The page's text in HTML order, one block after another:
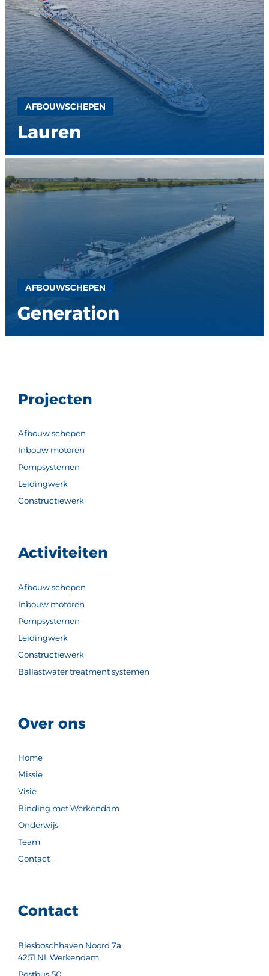
AFBOUWSCHEPEN
Lauren
AFBOUWSCHEPEN
Generation
Contact
Biesboschhaven Noord 7a
4251 NL Werkendam
Postbus 50
Over ons
Home
Missie
Visie
Binding met Werkendam
Onderwijs
Team
Contact
Activiteiten
Afbouw schepen
Inbouw motoren
Pompsystemen
Leidingwerk
Constructiewerk
Ballastwater treatment systemen
Projecten
Afbouw schepen
Inbouw motoren
Pompsystemen
Leidingwerk
Constructiewerk